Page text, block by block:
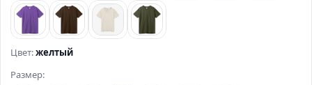
фиолетовыйкоричневый
бежевый хаки
Цвет:желтый
Размер: